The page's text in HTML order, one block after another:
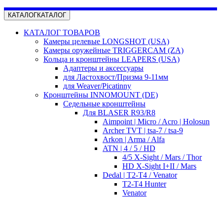
КАТАЛОГКАТАЛОГ
КАТАЛОГ ТОВАРОВ
Камеры целевые LONGSHOT (USA)
Камеры оружейные TRIGGERCAM (ZA)
Кольца и кронштейны LEAPERS (USA)
Адаптеры и аксессуары
для Ластохвост/Призма 9-11мм
для Weaver/Picatinny
Кронштейны INNOMOUNT (DE)
Седельные кронштейны
Для BLASER R93/R8
Aimpoint | Micro / Acro | Holosun
Archer TVT | tsa-7 / tsa-9
Arkon | Arma / Alfa
ATN | 4 / 5 / HD
4/5 X-Sight / Mars / Thor
HD X-Sight I+II / Mars
Dedal | T2-T4 / Venator
T2-T4 Hunter
Venator